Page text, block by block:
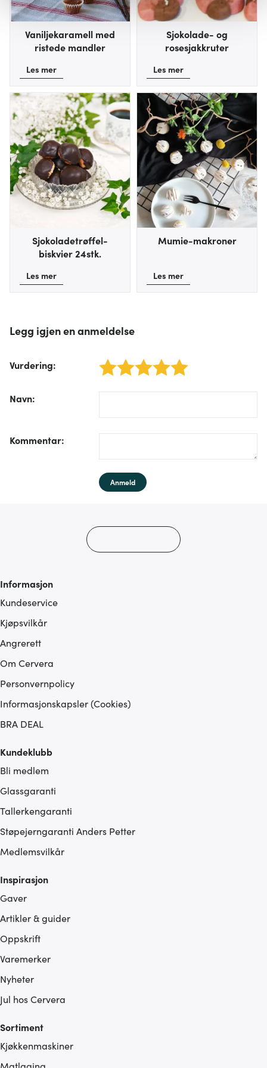
annonser et personlig preg, for å levere sosiale
mediefunksjoner og for å analysere trafikken vår. Vi deler
dessuten informasjon om hvordan du bruker nettstedet
annonsering og analysearbeid, som kan kombinere den
med annen informasjon du har gjort tilgjengelig for dem,
eller som de har samlet inn gjennom din bruk av
tjenestene deres.
Vaniljekaramell med
ristede mandler
Les mer
Sjokolade- og
rosesjakkruter
Les mer
Sjokoladetrøffel-
biskvier 24stk.
Les mer
Mumie-makroner
Les mer
Legg igjen en anmeldelse
Vurdering: 1 star 2 stars 3 stars 4 stars 5 stars
Navn:
/form/label/author:
Kommentar:
Anmeld
Informasjon
Kundeservice
Kjøpsvilkår
Angrerett
Om Cervera
Personvernpolicy
Informasjonskapsler (Cookies)
BRA DEAL
Kundeklubb
Bli medlem
Glassgaranti
Tallerkengaranti
Støpejerngaranti Anders Petter
Medlemsvilkår
Inspirasjon
Gaver
Artikler & guider
Oppskrift
Varemerker
Nyheter
Jul hos Cervera
Sortiment
Kjøkkenmaskiner